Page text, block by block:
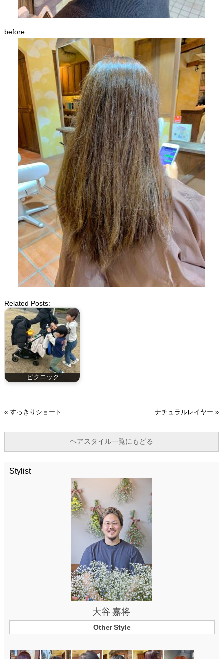
before
Related Posts:
ピクニック
« すっきりショート ナチュラルレイヤー »
ヘアスタイル一覧にもどる
Stylist
大谷 嘉将
Other Style